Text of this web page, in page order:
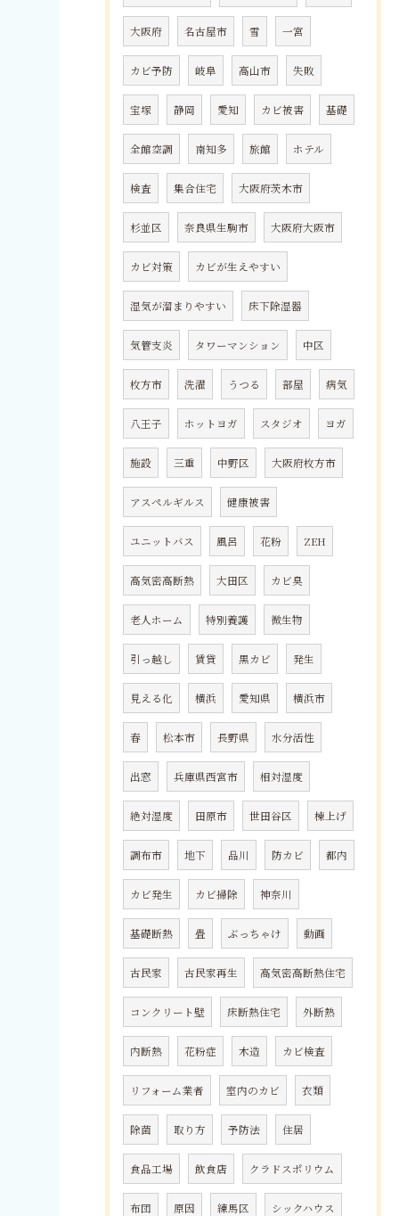
大阪府 名古屋市 雪 一宮
カビ予防 岐阜 高山市 失敗
宝塚 静岡 愛知 カビ被害 基礎
全館空調 南知多 旅館 ホテル
検査 集合住宅 大阪府茨木市
杉並区 奈良県生駒市 大阪府大阪市
カビ対策 カビが生えやすい
湿気が溜まりやすい 床下除湿器
気管支炎 タワーマンション 中区
枚方市 洗濯 うつる 部屋 病気
八王子 ホットヨガ スタジオ ヨガ
施設 三重 中野区 大阪府枚方市
アスペルギルス 健康被害
ユニットバス 風呂 花粉 ZEH
高気密高断熱 大田区 カビ臭
老人ホーム 特別養護 微生物
引っ越し 賃貸 黒カビ 発生
見える化 横浜 愛知県 横浜市
春 松本市 長野県 水分活性
出窓 兵庫県西宮市 相対湿度
絶対湿度 田原市 世田谷区 棟上げ
調布市 地下 品川 防カビ 都内
カビ発生 カビ掃除 神奈川
基礎断熱 畳 ぶっちゃけ 動画
古民家 古民家再生 高気密高断熱住宅
コンクリート壁 床断熱住宅 外断熱
内断熱 花粉症 木造 カビ検査
リフォーム業者 室内のカビ 衣類
除菌 取り方 予防法 住居
食品工場 飲食店 クラドスポリウム
布団 原因 練馬区 シックハウス